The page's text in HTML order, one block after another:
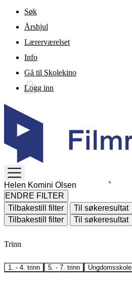
Gå til hovedinnhold
Søk
Årshjul
Lærerværelset
Info
Gå til Skolekino
Logg inn
TOGGLE
MENU
ENDRE FILTER
Tilbakestill filter
Til søkeresultat
Tilbakestill filter
Til søkeresultat
Trinn
1. - 4. trinn 5. - 7. trinn Ungdomsskole